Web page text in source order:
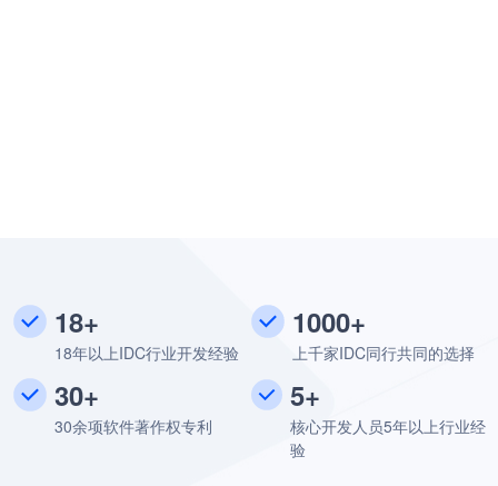
18+
18年以上IDC行业开发经验
1000+
上千家IDC同行共同的选择
30+
30余项软件著作权专利
5+
核心开发人员5年以上行业经
验